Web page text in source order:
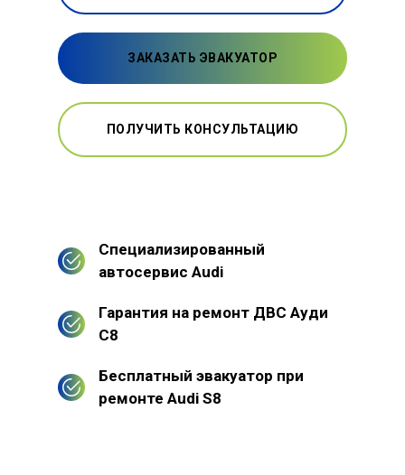
ЗАКАЗАТЬ ЭВАКУАТОР
ПОЛУЧИТЬ КОНСУЛЬТАЦИЮ
Специализированный
автосервис Audi
Гарантия на ремонт ДВС Ауди
С8
Бесплатный эвакуатор при
ремонте Audi S8